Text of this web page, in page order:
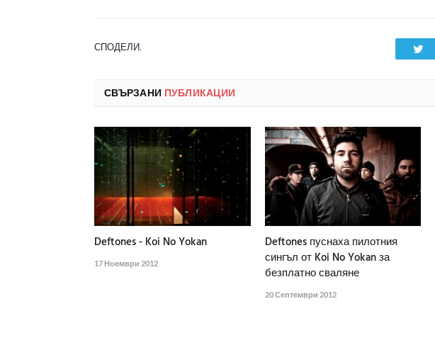
СПОДЕЛИ.
СВЪРЗАНИ ПУБЛИКАЦИИ
Deftones - Koi No Yokan
17 Ноември 2012
Deftones пуснаха пилотния
сингъл от Koi No Yokan за
безплатно сваляне
20 Септември 2012